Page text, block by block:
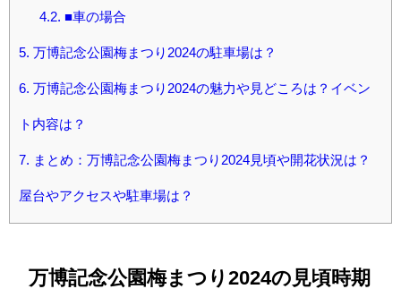
4.2. ■車の場合
5. 万博記念公園梅まつり2024の駐車場は？
6. 万博記念公園梅まつり2024の魅力や見どころは？イベン
ト内容は？
7. まとめ：万博記念公園梅まつり2024見頃や開花状況は？
屋台やアクセスや駐車場は？
万博記念公園梅まつり2024の見頃時期